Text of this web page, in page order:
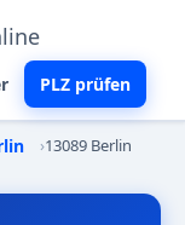
PLZ prüfen
›13089 Berlin